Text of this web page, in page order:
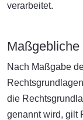
verarbeitet.
Nach Maßgabe
die
genannt wird, gilt